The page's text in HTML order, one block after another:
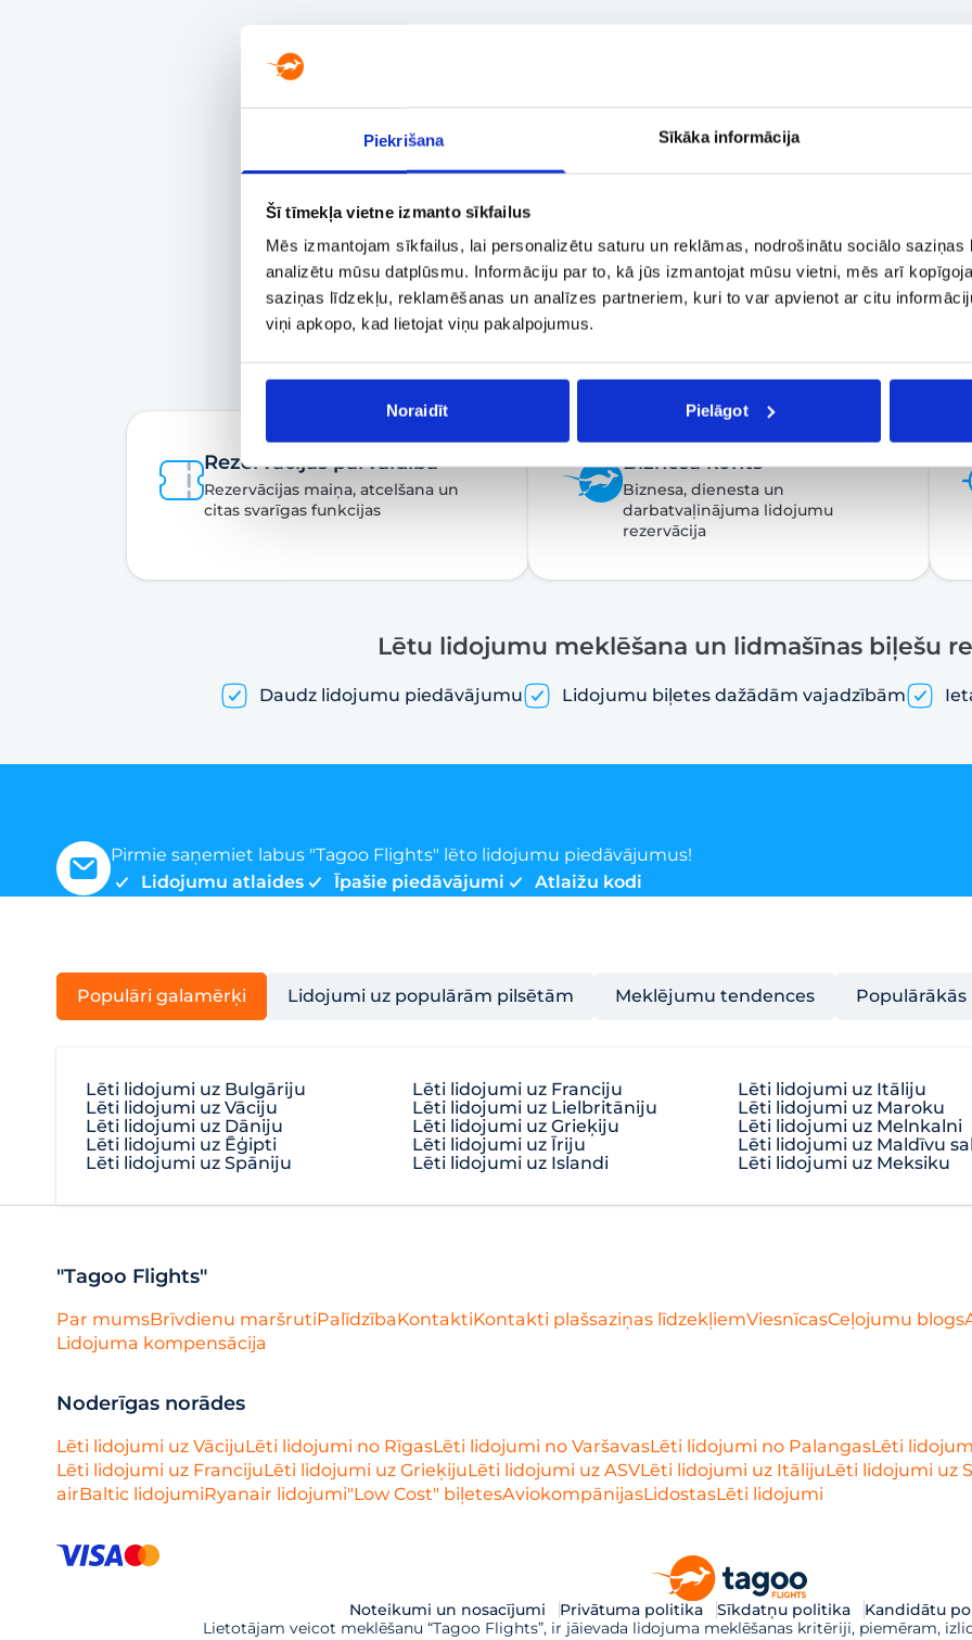
Piekrišana Sīkāka informācija
Šī tīmekļa vietne izmanto sīkfailus
Mēs izmantojam sīkfailus, lai personalizētu saturu un reklāmas, nodrošinātu sociālo
analizētu mūsu datplūsmu. Informāciju par to, kā jūs izmantojat mūsu vietni, mēs arī
saziņas līdzekļu, reklamēšanas un analīzes partneriem, kuri to var apvienot ar citu
viņi apkopo, kad lietojat viņu pakalpojumus.
Noraidīt Pielāgot
Rezervācijas pārvaldība
Rezervācijas maiņa, atcelšana un
citas svarīgas funkcijas
Biznesa konts
Biznesa, dienesta un
darbatvaļinājuma lidojumu
rezervācija
Lētu lidojumu meklēšana un lidmašīnas biļešu
Daudz lidojumu piedāvājumu Lidojumu biļetes dažādām vajadzībām
Pirmie saņemiet labus "Tagoo Flights" lēto lidojumu piedāvājumus!
Lidojumu atlaides
Īpašie piedāvājumi Atlaižu kodi
Populāri galamērķi Lidojumi uz populārām pilsētām Meklējumu tendences
Lēti lidojumi uz Bulgāriju
Lēti lidojumi uz Vāciju
Lēti lidojumi uz Dāniju
Lēti lidojumi uz Ēģipti
Lēti lidojumi uz Spāniju
Lēti lidojumi uz Franciju
Lēti lidojumi uz Lielbritāniju
Lēti lidojumi uz Grieķiju
Lēti lidojumi uz Īriju
Lēti lidojumi uz Islandi
Lēti lidojumi uz Itāliju
Lēti lidojumi uz Maroku
Lēti lidojumi uz Melnkalni
Lēti lidojumi uz Maldīvu
Lēti lidojumi uz Meksiku
"Tagoo Flights"
Par mumsBrīvdienu maršrutiPalīdzībaKontaktiKontakti plašsaziņas līdzekļiemViesnīcasCeļojumu blogs
Lidojuma kompensācija
Noderīgas norādes
Lēti lidojumi uz VācijuLēti lidojumi no RīgasLēti lidojumi no VaršavasLēti lidojumi no PalangasLēti
Lēti lidojumi uz FrancijuLēti lidojumi uz GrieķijuLēti lidojumi uz ASVLēti lidojumi uz ItālijuLēti lidojumi uz
airBaltic lidojumiRyanair lidojumi"Low Cost" biļetesAviokompānijasLidostasLēti lidojumi
Noteikumi un nosacījumi Privātuma politika Sīkdatņu politika
Kandidātu
Lietotājam veicot meklēšanu “Tagoo Flights”, ir jāievada lidojuma meklēšanas kritēriji, piemēram,